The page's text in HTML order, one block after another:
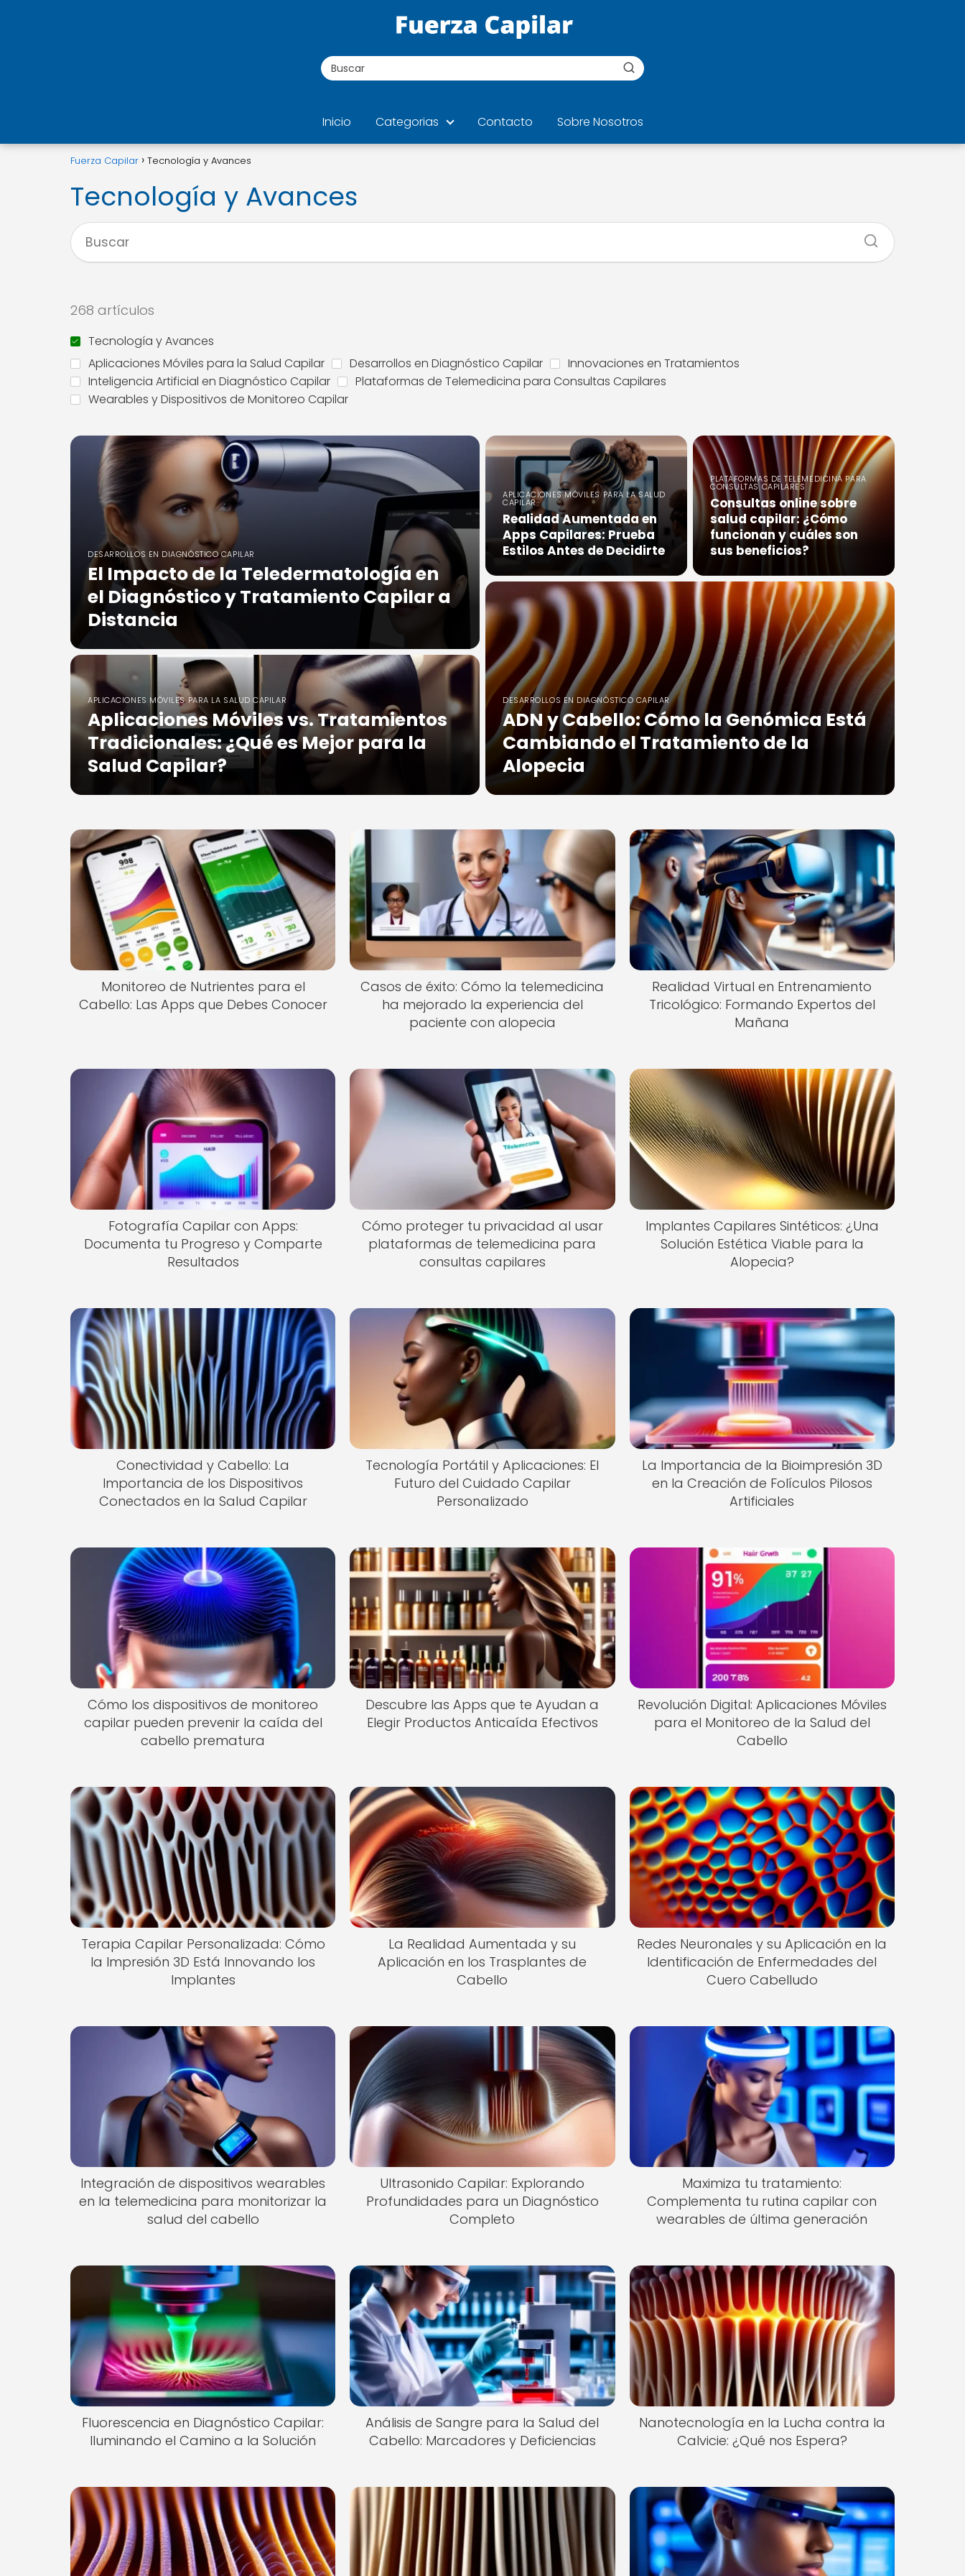
Inicio Categorias Contacto Sobre Nosotros
Fuerza Capilar Tecnología y Avances
Tecnología y Avances
268 artículos
Tecnología y Avances
Aplicaciones Móviles para la Salud Capilar
Desarrollos en Diagnóstico Capilar
Innovaciones en Tratamientos
Inteligencia Artificial en Diagnóstico Capilar
Plataformas de Telemedicina para Consultas Capilares
Wearables y Dispositivos de Monitoreo Capilar
DESARROLLOS EN DIAGNÓSTICO CAPILAR
El Impacto de la Teledermatología en
el Diagnóstico y Tratamiento Capilar a
Distancia
APLICACIONES MÓVILES PARA LA SALUD
CAPILAR
Realidad Aumentada en
Apps Capilares: Prueba
Estilos Antes de Decidirte
APLICACIONES MÓVILES PARA LA SALUD CAPILAR
Aplicaciones Móviles vs. Tratamientos
Tradicionales: ¿Qué es Mejor para la
Salud Capilar?
PLATAFORMAS DE TELEMEDICINA PARA
CONSULTAS CAPILARES
Consultas online sobre
salud capilar: ¿Cómo
funcionan y cuáles son
sus beneficios?
DESARROLLOS EN DIAGNÓSTICO CAPILAR
ADN y Cabello: Cómo la Genómica Está
Cambiando el Tratamiento de la
Alopecia
Monitoreo de Nutrientes para el
Cabello: Las Apps que Debes Conocer
Casos de éxito: Cómo la telemedicina
ha mejorado la experiencia del
paciente con alopecia
Realidad Virtual en Entrenamiento
Tricológico: Formando Expertos del
Mañana
Fotografía Capilar con Apps:
Documenta tu Progreso y Comparte
Resultados
Cómo proteger tu privacidad al usar
plataformas de telemedicina para
consultas capilares
Implantes Capilares Sintéticos: ¿Una
Solución Estética Viable para la
Alopecia?
Conectividad y Cabello: La
Importancia de los Dispositivos
Conectados en la Salud Capilar
Tecnología Portátil y Aplicaciones: El
Futuro del Cuidado Capilar
Personalizado
La Importancia de la Bioimpresión 3D
en la Creación de Folículos Pilosos
Artificiales
Cómo los dispositivos de monitoreo
capilar pueden prevenir la caída del
cabello prematura
Descubre las Apps que te Ayudan a
Elegir Productos Anticaída Efectivos
Revolución Digital: Aplicaciones Móviles
para el Monitoreo de la Salud del
Cabello
Terapia Capilar Personalizada: Cómo
la Impresión 3D Está Innovando los
Implantes
La Realidad Aumentada y su
Aplicación en los Trasplantes de
Cabello
Redes Neuronales y su Aplicación en la
Identificación de Enfermedades del
Cuero Cabelludo
Integración de dispositivos wearables
en la telemedicina para monitorizar la
salud del cabello
Ultrasonido Capilar: Explorando
Profundidades para un Diagnóstico
Completo
Maximiza tu tratamiento:
Complementa tu rutina capilar con
wearables de última generación
Fluorescencia en Diagnóstico Capilar:
Iluminando el Camino a la Solución
Análisis de Sangre para la Salud del
Cabello: Marcadores y Deficiencias
Nanotecnología en la Lucha contra la
Calvicie: ¿Qué nos Espera?